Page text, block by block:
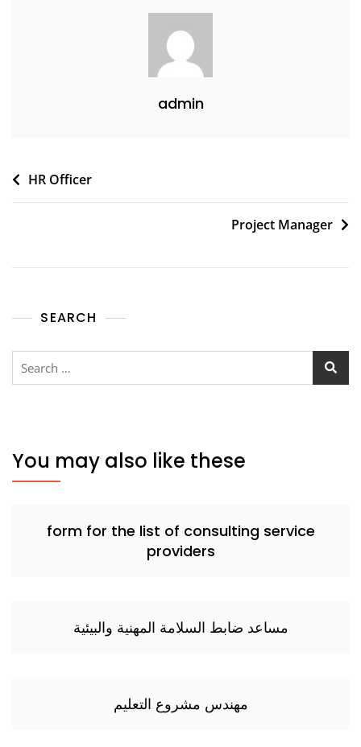
admin
PostHR Officer
Project Manager
SEARCH
Search
You may also like these
form for the list of consulting service
providers
مساعد ضابط السلامة المهنية والبيئية
مهندس مشروع التعليم